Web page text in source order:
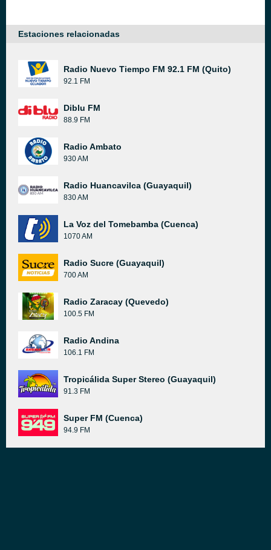
Estaciones relacionadas
Radio Nuevo Tiempo FM 92.1 FM (Quito)
92.1 FM
Diblu FM
88.9 FM
Radio Ambato
930 AM
Radio Huancavilca (Guayaquil)
830 AM
La Voz del Tomebamba (Cuenca)
1070 AM
Radio Sucre (Guayaquil)
700 AM
Radio Zaracay (Quevedo)
100.5 FM
Radio Andina
106.1 FM
Tropicálida Super Stereo (Guayaquil)
91.3 FM
Super FM (Cuenca)
94.9 FM